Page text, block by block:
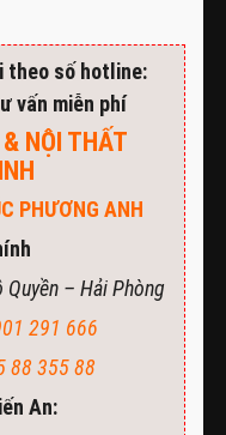
theo số hotline:
vấn miễn phí
NỘI THẤT
PHƯƠNG ANH
– Hải Phòng
291 666
88 355 88
An: